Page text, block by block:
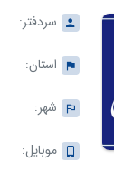
سردفتر:
استان:
شهر:
موبایل: